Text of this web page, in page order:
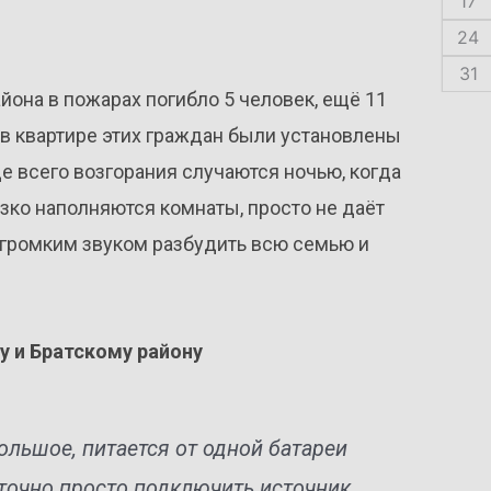
в пожарах погибло 5 человек, ещё 11
квартире этих граждан были установлены
возгорания случаются ночью, когда
наполняются комнаты, просто не даёт
звуком разбудить всю семью и
Братскому району
питается от одной батареи
24
31